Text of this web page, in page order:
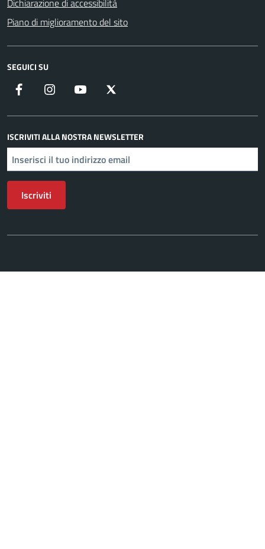
Dichiarazione di accessibilità
Piano di miglioramento del sito
SEGUICI SU
Facebook Instagram YouTube
ISCRIVITI ALLA NOSTRA NEWSLETTER